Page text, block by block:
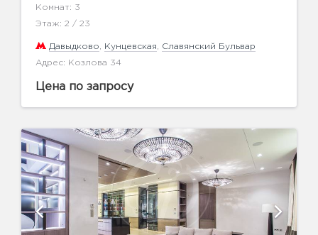
Комнат: 3
Этаж: 2 / 23
Давыдково Кунцевская Славянский Бульвар
Адрес: Козлова 34
Цена по запросу